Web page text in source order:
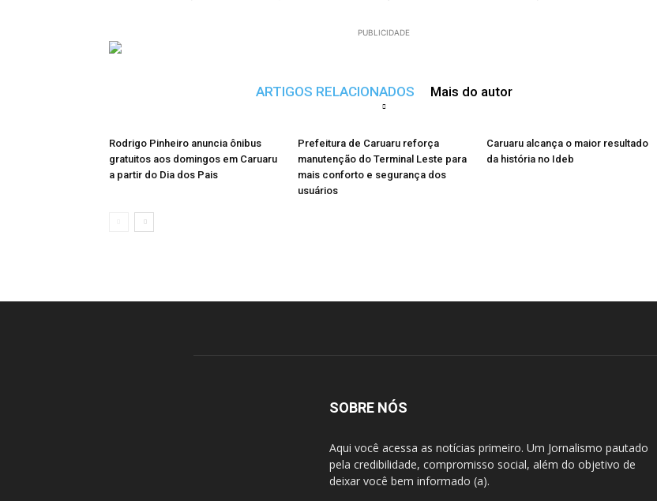
PUBLICIDADE
ARTIGOS RELACIONADOS Mais do autor
Rodrigo Pinheiro anuncia ônibus
gratuitos aos domingos em Caruaru
a partir do Dia dos Pais
Prefeitura de Caruaru reforça
manutenção do Terminal Leste para
mais conforto e segurança dos
usuários
Caruaru alcança o maior resultado
da história no Ideb
SOBRE NÓS
Aqui você acessa as notícias primeiro. Um Jornalismo pautado
pela credibilidade, compromisso social, além do objetivo de
deixar você bem informado (a).